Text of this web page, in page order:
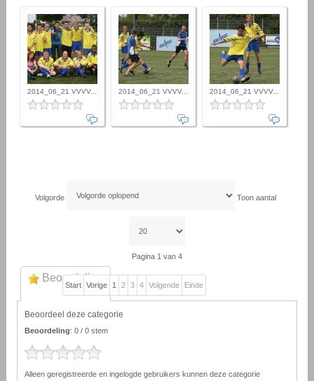
2014_06_21 VVVV... 2014_06_21 VVVV... 2014_06_21 VVVV...
Volgorde Toon aantal
Pagina 1 van 4
Start Vorige 1 2 3 4 Volgende Einde
Beoordeling
Beoordeel deze categorie
Beoordeling: 0 / 0 stem
Alleen geregistreerde en ingelogde gebruikers kunnen deze categorie